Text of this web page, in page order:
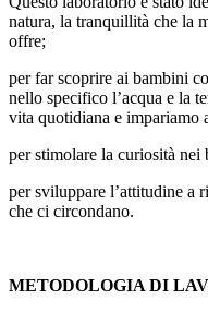
natura, la tranquillità che la
offre;
per far scoprire ai bambini
nello specifico l’acqua e la
vita quotidiana e impariamo
per stimolare la curiosità nei
per sviluppare l’attitudine a
che ci circondano.
METODOLOGIA DI